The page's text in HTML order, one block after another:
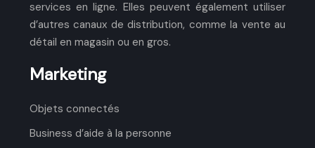
services en ligne. Elles peuvent également utiliser
d’autres canaux de distribution, comme la vente au
détail en magasin ou en gros.
Marketing
Objets connectés
Business d’aide à la personne